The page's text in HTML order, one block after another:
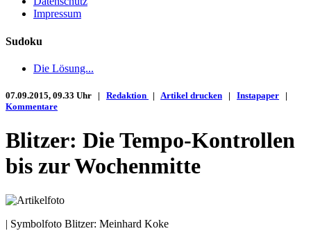
Impressum
Sudoku
Die Lösung...
07.09.2015, 09.33 Uhr | Redaktion | Artikel drucken | Instapaper |
Kommentare
Blitzer: Die Tempo-Kontrollen
bis zur Wochenmitte
| Symbolfoto Blitzer: Meinhard Koke